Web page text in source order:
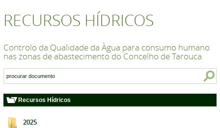
RECURSOS HÍDRICOS
Controlo da Qualidade da Àgua para consumo humano
nas zonas de abastecimento do Concelho de Tarouca
Recursos Hídricos
2025